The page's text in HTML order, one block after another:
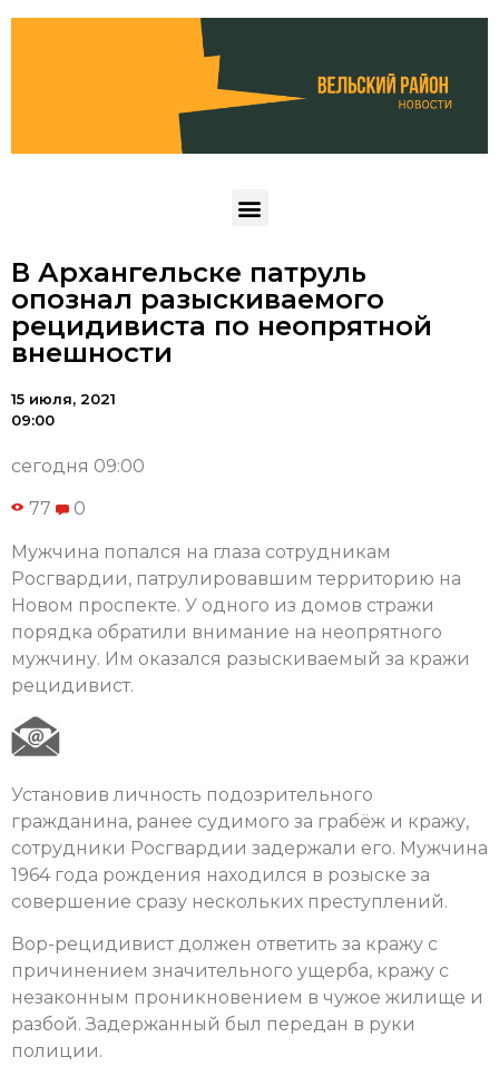
В Архангельске патруль
опознал разыскиваемого
рецидивиста по неопрятной
внешности
15 июля, 2021
09:00
сегодня 09:00
77 0
Мужчина попался на глаза сотрудникам
Росгвардии, патрулировавшим территорию на
Новом проспекте. У одного из домов стражи
порядка обратили внимание на неопрятного
мужчину. Им оказался разыскиваемый за кражи
рецидивист.
Установив личность подозрительного
гражданина, ранее судимого за грабёж и кражу,
сотрудники Росгвардии задержали его. Мужчина
1964 года рождения находился в розыске за
совершение сразу нескольких преступлений.
Вор-рецидивист должен ответить за кражу с
причинением значительного ущерба, кражу с
незаконным проникновением в чужое жилище и
разбой. Задержанный был передан в руки
полиции.